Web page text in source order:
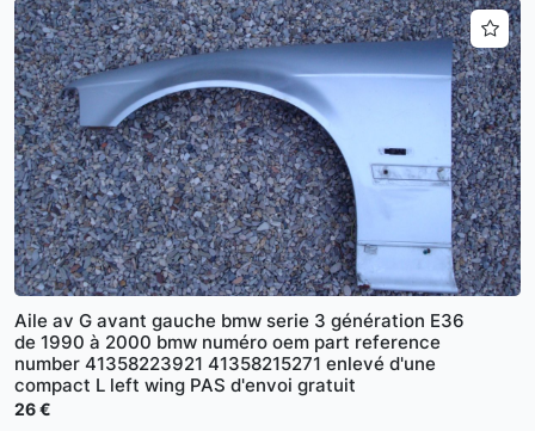
Aile av G avant gauche bmw serie 3 génération E36
de 1990 à 2000 bmw numéro oem part reference
number 41358223921 41358215271 enlevé d'une
compact L left wing PAS d'envoi gratuit
26 €